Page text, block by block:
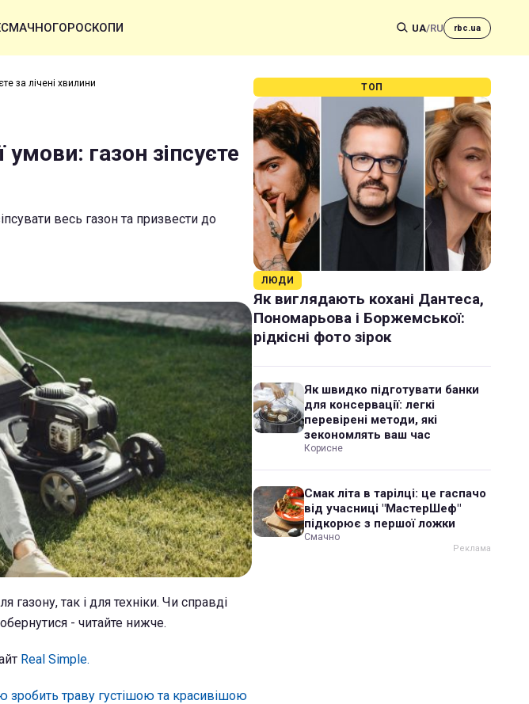
СМАЧНОГОРОСКОПИ UA/RU rbc.ua
за лічені хвилини
умови: газон зіпсуєте
весь газон та призвести до
так і для техніки. Чи справді
- читайте нижче.
Real Simple.
зробить траву густішою та красивішою
ТОП
ЛЮДИ
Як виглядають кохані Дантеса,
Пономарьова і Боржемської:
рідкісні фото зірок
Як швидко підготувати банки
для консервації: легкі
перевірені методи, які
зекономлять ваш час
Корисне
Смак літа в тарілці: це гаспачо
від учасниці "МастерШеф"
підкорює з першої ложки
Смачно